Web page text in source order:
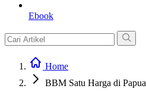
Ebook
Home
BBM Satu Harga di Papua